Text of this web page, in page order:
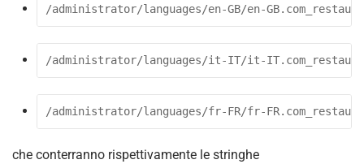
/administrator/languages/en-GB/en-
/administrator/languages/it-IT/it-
/administrator/languages/fr-FR/fr-
che conterranno rispettivamente le stringhe